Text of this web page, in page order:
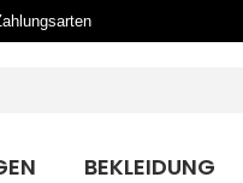
BEKLEIDUNG